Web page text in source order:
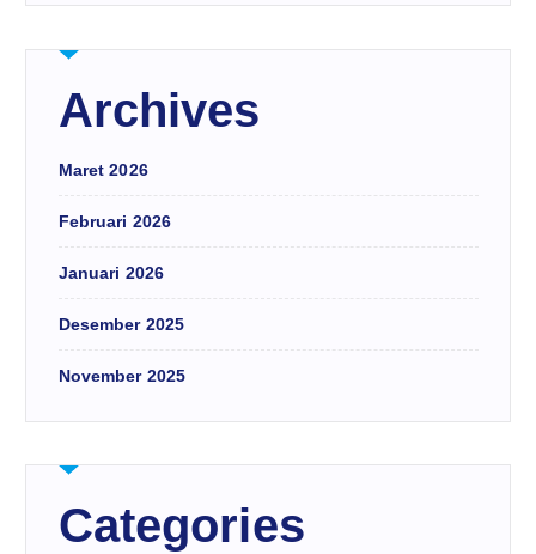
Archives
Maret 2026
Februari 2026
Januari 2026
Desember 2025
November 2025
Categories